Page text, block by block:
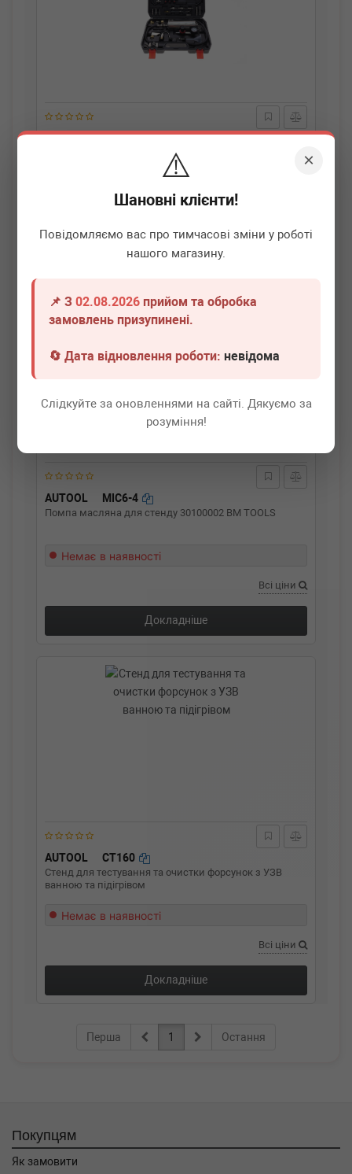
×
⚠️
Шановні клієнти!
Повідомляємо вас про тимчасові зміни у роботі
нашого магазину.
📌 З02.08.2026 прийом та обробка
замовлень призупинені.
🔄 Дата відновлення роботи:невідома
Слідкуйте за оновленнями на сайті. Дякуємо за
розуміння!
AUTOOL C100
Стенд для очищення паливної системи бензинових
Термін 1 дн.
5 300
В кошик
AUTOOL MIC6-4
Помпа масляна для стенду 30100002 BM TOOLS
Немає в наявності
Всі ціни
Докладніше
AUTOOL CT160
Стенд для тестування та очистки форсунок з УЗВ
ванною та підігрівом
Немає в наявності
Всі ціни
Докладніше
Перша 1 Остання
Покупцям
Як замовити